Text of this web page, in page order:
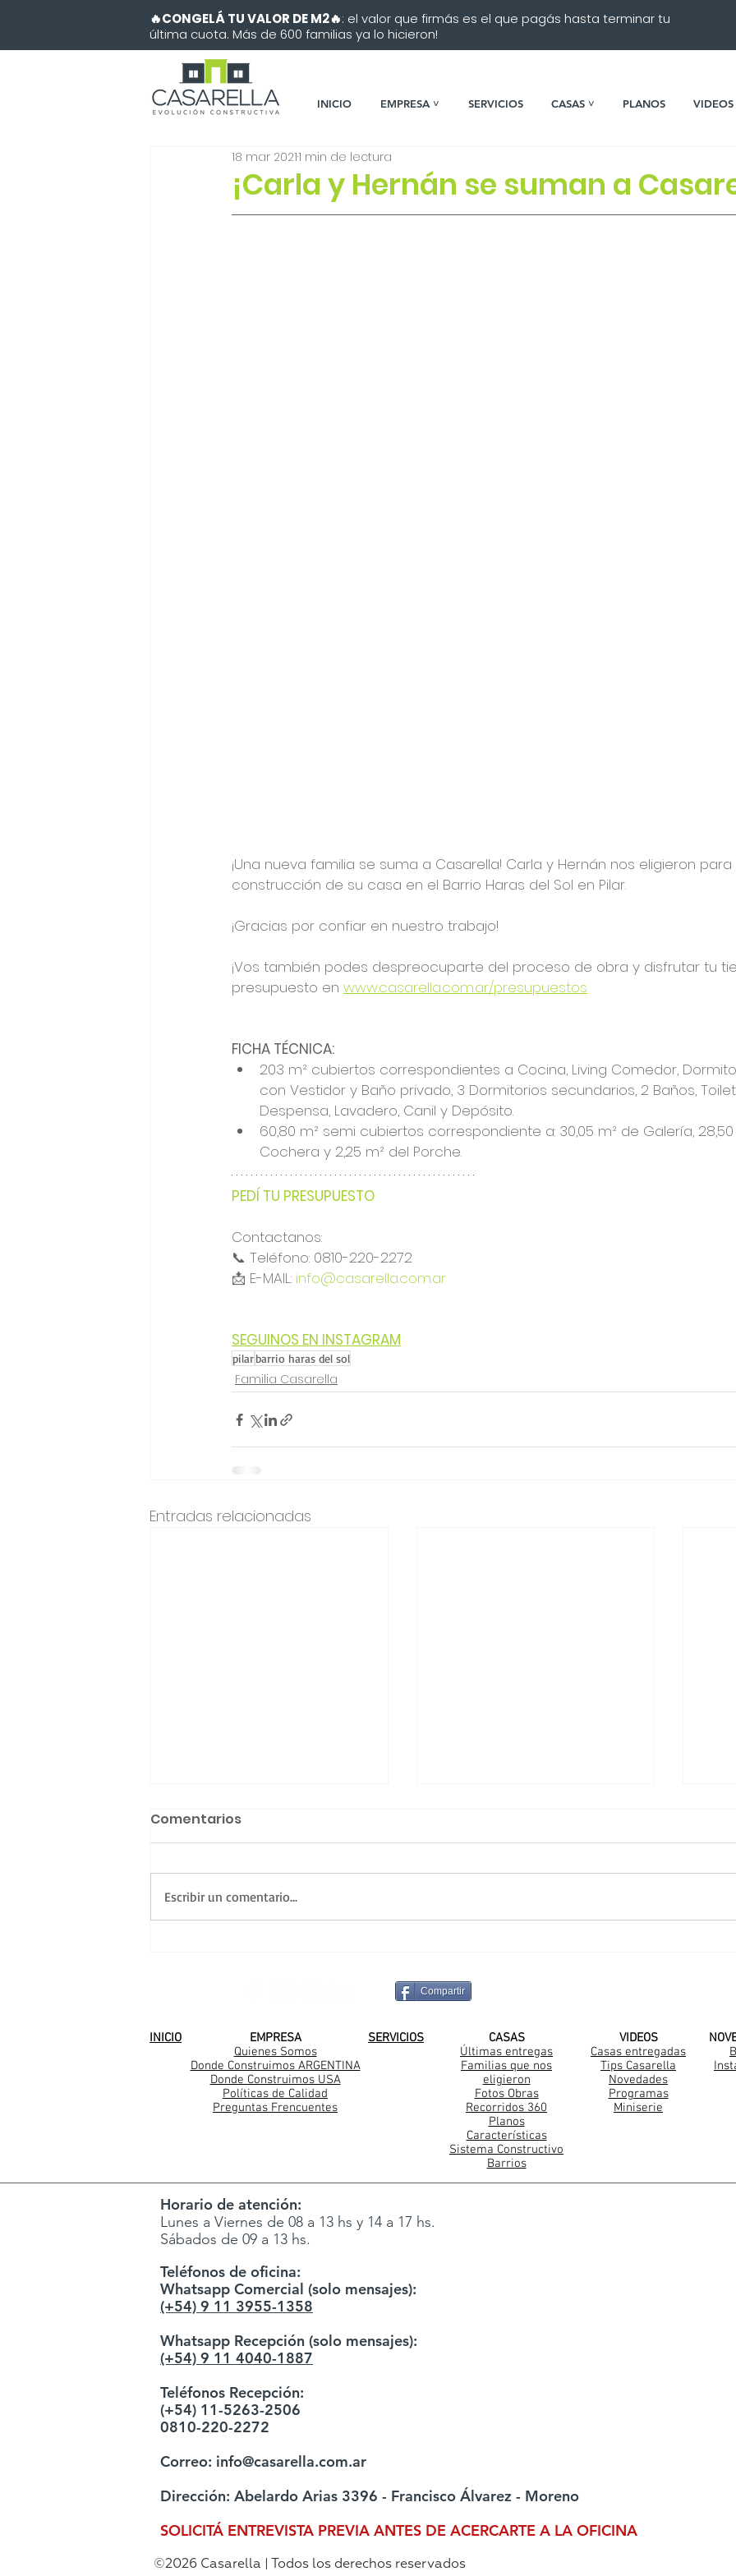
🔥CONGELÁ TU VALOR DE M2🔥: el valor que firmás es el que pagás hasta terminar tu
última cuota. Más de 600 familias ya lo hicieron!
INICIO EMPRESA ˅ SERVICIOS CASAS ˅ PLANOS VIDEOS
¡Carla y Hernán se suman a
18 mar 20211 min de lectura
¡Una nueva familia se suma a Casarella! Carla y Hernán nos eligieron
construcción de su casa en el Barrio Haras del Sol en Pilar.
¡Gracias por confiar en nuestro trabajo!
¡Vos también podes despreocuparte del proceso de obra y disfrutar tu
presupuesto en www.casarella.com.ar/presupuestos
FICHA TÉCNICA:
203 m² cubiertos correspondientes a Cocina, Living Comedor,
con Vestidor y Baño privado, 3 Dormitorios secundarios, 2 Baños,
Despensa, Lavadero, Canil y Depósito.
60,80 m² semi cubiertos correspondiente a: 30,05 m² de Galería,
Cochera y 2,25 m² del Porche.
PEDÍ TU PRESUPUESTO
Contactanos:
📞 Teléfono: 0810-220-2272
📩 E-MAIL: info@casarella.com.ar
SEGUINOS EN INSTAGRAM
pilarbarrio haras del sol
Familia Casarella
Entradas relacionadas
Comentarios
Escribir un comentario...
Compartir
Construccion Steel Frame
INICIO
EMPRESA
Quienes Somos
Donde Construimos ARGENTINA
Donde Construimos USA
Políticas de Calidad
Preguntas Frencuentes
SERVICIOS
CASAS
Últimas entregas
Familias que nos
eligieron
Fotos Obras
Recorridos 360
Planos
Características
Sistema Constructivo
Barrios
VIDEOS
Casas entregadas
Tips Casarella
Novedades
Programas
Miniserie
Horario de atención:
Lunes a Viernes de 08 a 13 hs y 14 a 17 hs.
Sábados de 09 a 13 hs.
Teléfonos de oficina:
Whatsapp Comercial (solo mensajes):
(+54) 9 11 3955-1358
Whatsapp Recepción (solo mensajes):
(+54) 9 11 4040-1887
Teléfonos Recepción:
(+54) 11-5263-2506
0810-220-2272
Correo: info@casarella.com.ar
Dirección: Abelardo Arias 3396 - Francisco Álvarez - Moreno
SOLICITÁ ENTREVISTA PREVIA ANTES DE ACERCARTE A LA OFICINA
©2026 Casarella | Todos los derechos reservados